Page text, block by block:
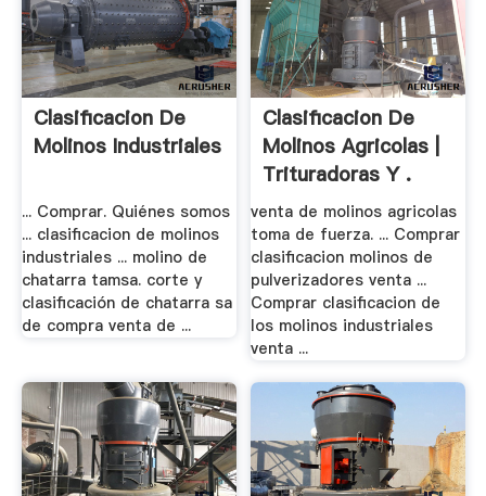
Clasificacion De
Molinos Industriales
... Comprar. Quiénes somos
... clasificacion de molinos
industriales ... molino de
chatarra tamsa. corte y
clasificación de chatarra sa
de compra venta de ...
Clasificacion De
Molinos Agricolas |
Trituradoras Y .
venta de molinos agricolas
toma de fuerza. ... Comprar
clasificacion molinos de
pulverizadores venta ...
Comprar clasificacion de
los molinos industriales
venta ...